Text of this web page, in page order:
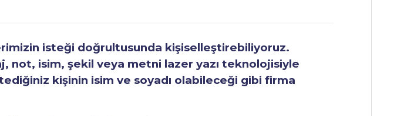
isteği doğrultusunda kişiselleştirebiliyoruz.
not, isim, şekil veya metni lazer yazı teknolojisiyle
kişinin isim ve soyadı olabileceği gibi firma